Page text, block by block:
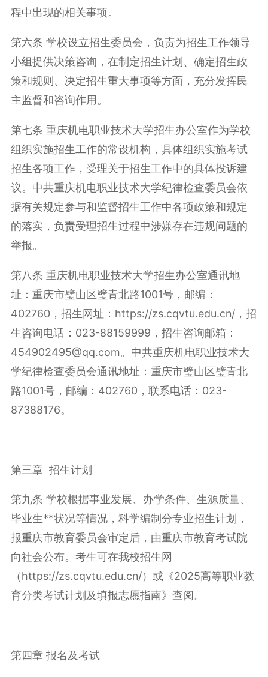
程中出现的相关事项。
第六条 学校设立招生委员会，负责为招生工作领导
小组提供决策咨询，在制定招生计划、确定招生政
策和规则、决定招生重大事项等方面，充分发挥民
主监督和咨询作用。
第七条 重庆机电职业技术大学招生办公室作为学校
组织实施招生工作的常设机构，具体组织实施考试
招生各项工作，受理关于招生工作中的具体投诉建
议。中共重庆机电职业技术大学纪律检查委员会依
据有关规定参与和监督招生工作中各项政策和规定
的落实，负责受理招生过程中涉嫌存在违规问题的
举报。
第八条 重庆机电职业技术大学招生办公室通讯地
址：重庆市璧山区璧青北路1001号，邮编：
402760，招生网址：https://zs.cqvtu.edu.cn/，招
生咨询电话：023-88159999，招生咨询邮箱：
454902495@qq.com。中共重庆机电职业技术大
学纪律检查委员会通讯地址：重庆市璧山区璧青北
路1001号，邮编：402760，联系电话：023-
87388176。
第三章 招生计划
第九条 学校根据事业发展、办学条件、生源质量、
毕业生**状况等情况，科学编制分专业招生计划，
报重庆市教育委员会审定后，由重庆市教育考试院
向社会公布。考生可在我校招生网
（https://zs.cqvtu.edu.cn/）或《2025高等职业教
育分类考试计划及填报志愿指南》查阅。
第四章 报名及考试